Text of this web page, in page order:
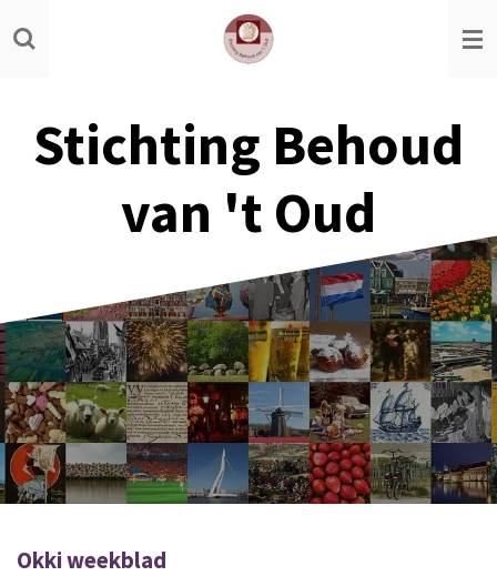
Ga
direct
hoofdinhoud
Stichting Behoud
van 't Oud
Okki weekblad